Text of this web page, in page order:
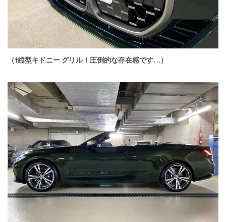
（↑縦型キドニー グリル！圧倒的な存在感です…）